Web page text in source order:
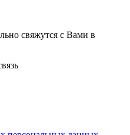
свяжутся с Вами в